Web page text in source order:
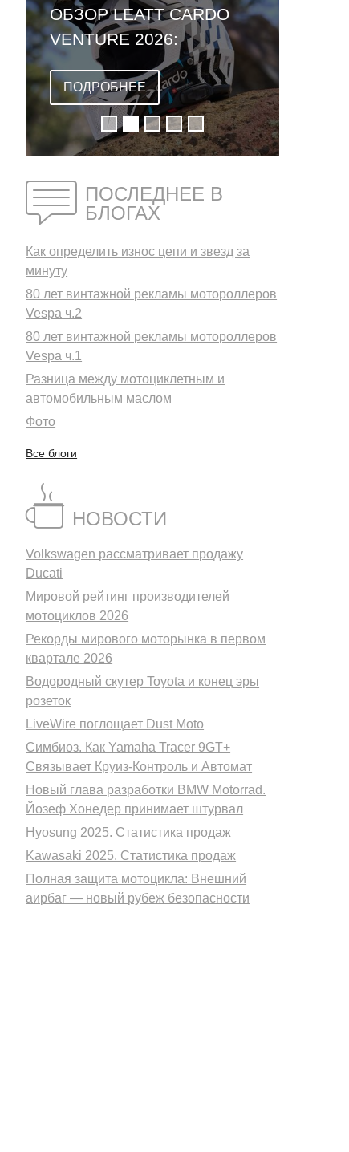
ОБЗОР LEATT CARDO
VENTURE 2026:
ПЕРВЫЙ ШЛЕМ СО
ВСТРОЕННОЙ
ГАРНИТУРОЙ
ПОДРОБНЕЕ
ПОСЛЕДНЕЕ В
БЛОГАХ
Как определить износ цепи и звезд за
минуту
80 лет винтажной рекламы мотороллеров
Vespa ч.2
80 лет винтажной рекламы мотороллеров
Vespa ч.1
Разница между мотоциклетным и
автомобильным маслом
Фото
Все блоги
НОВОСТИ
Volkswagen рассматривает продажу
Ducati
Мировой рейтинг производителей
мотоциклов 2026
Рекорды мирового моторынка в первом
квартале 2026
Водородный скутер Toyota и конец эры
розеток
LiveWire поглощает Dust Moto
Симбиоз. Как Yamaha Tracer 9GT+
Связывает Круиз-Контроль и Автомат
Новый глава разработки BMW Motorrad.
Йозеф Хонедер принимает штурвал
Hyosung 2025. Статистика продаж
Kawasaki 2025. Статистика продаж
Полная защита мотоцикла: Внешний
аирбаг — новый рубеж безопасности